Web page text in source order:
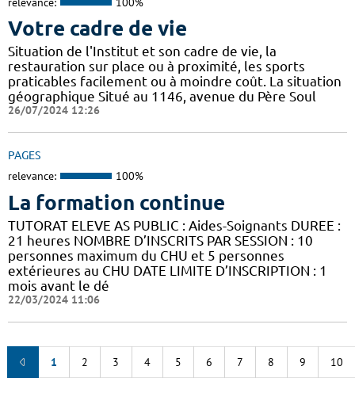
Votre cadre de vie
Situation de l'Institut et son cadre de vie, la
restauration sur place ou à proximité, les sports
praticables facilement ou à moindre coût. La situation
géographique Situé au 1146, avenue du Père Soul
26/07/2024 12:26
PAGES
relevance: 100%
La formation continue
TUTORAT ELEVE AS PUBLIC : Aides-Soignants DUREE :
21 heures NOMBRE D’INSCRITS PAR SESSION : 10
personnes maximum du CHU et 5 personnes
extérieures au CHU DATE LIMITE D’INSCRIPTION : 1
mois avant le dé
22/03/2024 11:06
1 2 3 4 5 6 7 8 9 10